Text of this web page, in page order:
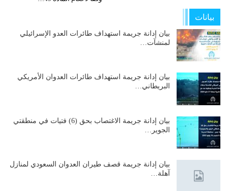
بيانات
بيان إدانة جريمة استهداف طائرات العدو الإسرائيلي
لمنشآت…
بيان إدانة جريمة استهداف طائرات العدوان الأمريكي
البريطاني…
بيان إدانة جريمة الاغتصاب بحق (6) فتيات في منطقتي
الجوير…
بيان إدانة جريمة قصف طيران العدوان السعودي لمنازل
آهلة…